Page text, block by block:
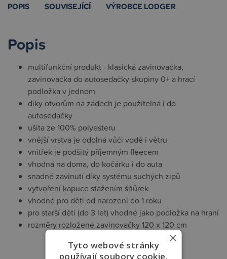
POPIS SOUVISEJÍCÍ VÝROBCE LODGER
Popis
multifunkční produkt - klasická zavinovačka,
zavinovačka do autosedačky skupiny 0+ a hrací
podložka v jednom
díky otvorům na zádech je použitelná i do
autosedačky
ušita ze 100% polyesteru
vnější vrstva je odolná vůči vodě i větru
vnitřek je podšitý příjemným fleecem
vhodná na doma, do kočárku i do auta
snadné zavinutí díky systému suchých zipů
vytvoření kapuce stažením šňůrek
vhodné pro děti od narození do 1 roku
pro starší děti (do 3 let) vhodné jako podložka na hraní
rozměry rozložené zavinovačky 120 x 120 cm
×
Tyto webové stránky
používají soubory cookie.